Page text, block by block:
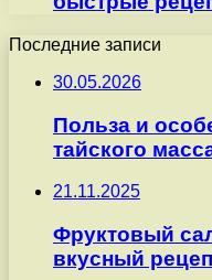
Последние записи
30.05.2026
Польза и
тайского
21.11.2025
Фруктовый
вкусный